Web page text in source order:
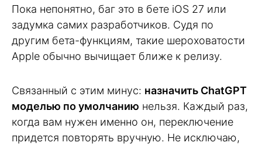
Пока непонятно, баг это в бете iOS 27 или
задумка самих разработчиков. Судя по
другим бета-функциям, такие шероховатости
Apple обычно вычищает ближе к релизу.
Связанный с этим минус: назначить ChatGPT
моделью по умолчанию нельзя. Каждый раз,
когда вам нужен именно он, переключение
придется повторять вручную. Не исключаю,